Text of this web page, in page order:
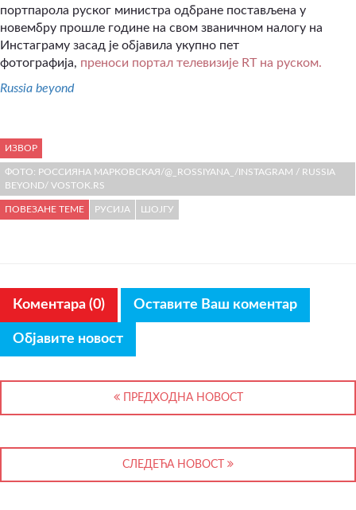
портпарола руског министра одбране постављена у
новембру прошле године на свом званичном налогу на
Инстаграму засад је објавила укупно пет
фотографија, преноси портал телевизије RТ на руском.
Russia beyond
ИЗВОР
ФОТО: РОССИЯНА МАРКОВСКАЯ/@_ROSSIYANA_/INSTAGRAM / RUSSIA
BEYOND/ VOSTOK.RS
ПОВЕЗАНЕ ТЕМЕ РУСИЈА ШОЈГУ
Коментара (0) Оставите Ваш коментар
Објавите новост
ПРЕДХОДНА НОВОСТ
СЛЕДЕЋА НОВОСТ